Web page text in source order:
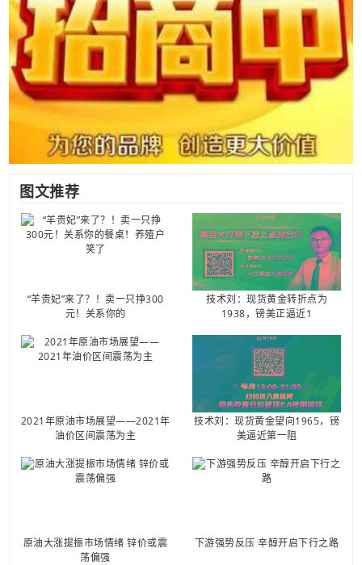
图文推荐
“羊贵妃”来了？！卖一只挣300
元！关系你的
技术刘：现货黄金转折点为
1938，镑美正逼近1
2021年原油市场展望——2021年
油价区间震荡为主
技术刘：现货黄金望向1965，镑
美逼近第一阻
原油大涨提振市场情绪 锌价或震
荡偏强
下游强势反压 辛醇开启下行之路